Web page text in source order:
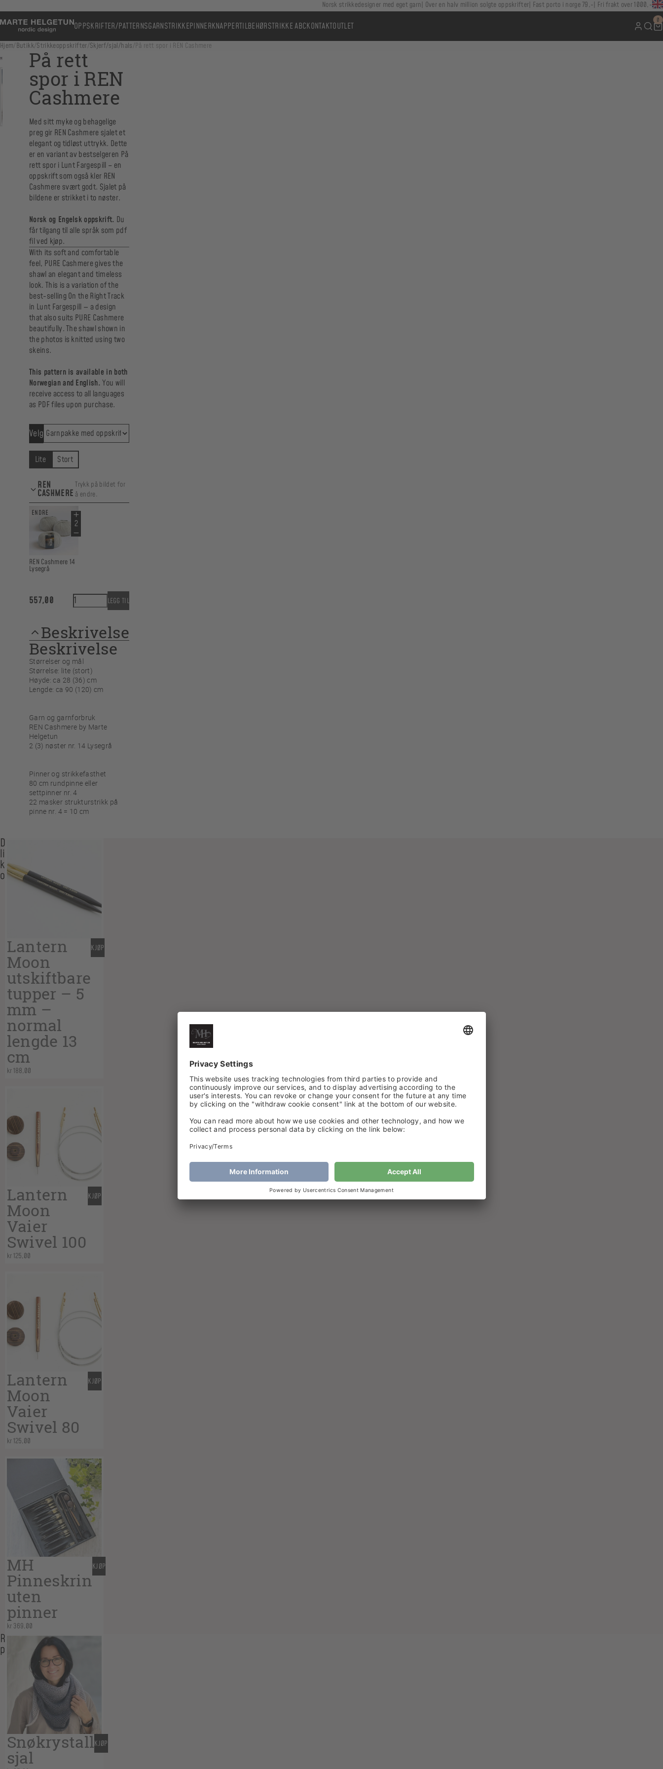
Norsk strikkedesigner med eget garn Over en halv million solgte oppskrifter Fast porto i norge 79,- Fri frakt over 1000,-
OPPSKRIFTER/PATTERNSGARNSTRIKKEPINNERKNAPPERTILBEHØRSTRIKKE ABCKONTAKTOUTLET
0
Hjem/Butikk/Strikkeoppskrifter/Skjerf/sjal/hals/ På rett spor i REN Cashmere
På rett
spor i REN
Cashmere
Med sitt myke og behagelige
preg gir REN Cashmere sjalet et
elegant og tidløst uttrykk. Dette
er en variant av bestselgeren På
rett spor i Lunt Fargespill – en
oppskrift som også kler REN
Cashmere svært godt. Sjalet på
bildene er strikket i to nøster.
Norsk og Engelsk oppskrift. Du
får tilgang til alle språk som pdf
fil ved kjøp.
With its soft and comfortable
feel, PURE Cashmere gives the
shawl an elegant and timeless
look. This is a variation of the
best-selling On the Right Track
in Lunt Fargespill — a design
that also suits PURE Cashmere
beautifully. The shawl shown in
the photos is knitted using two
skeins.
This pattern is available in both
Norwegian and English. You will
receive access to all languages
as PDF files upon purchase.
Velg
Lite Stort
REN
CASHMERE
Trykk på bildet for
å endre.
ENDRE
REN Cashmere 14
Lysegrå
557,00 På rett spor i REN Cashmere antall
LEGG TIL
Beskrivelse
Beskrivelse
Størrelser og mål
Størrelse: lite (stort)
Høyde: ca 28 (36) cm
Lengde: ca 90 (120) cm
Garn og garnforbruk
REN Cashmere by Marte
Helgetun
2 (3) nøster nr. 14 Lysegrå
Pinner og strikkefasthet
80 cm rundpinne eller
settpinner nr. 4
22 masker strukturstrikk på
pinne nr. 4 = 10 cm
Du
liker
kanskje
også…
Lantern
Moon
utskiftbare
tupper – 5
mm –
normal
lengde 13
cm
kr188,00
KJØP
Lantern
Moon
Vaier
Swivel 100
kr125,00
KJØP
Lantern
Moon
Vaier
Swivel 80
kr125,00
KJØP
MH
Pinneskrin
uten
pinner
kr369,00
KJØP
Relaterte
produkter
Snøkrystall
sjal
KJØP